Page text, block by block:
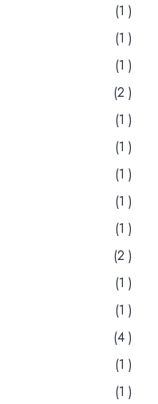
(1 )
(1 )
(1 )
(2 )
(1 )
(1 )
(1 )
(1 )
(1 )
(2 )
(1 )
(1 )
(4 )
(1 )
(1 )